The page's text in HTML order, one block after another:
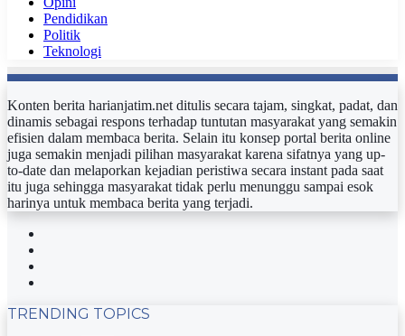
Pendidikan
Politik
Teknologi
Konten berita harianjatim.net ditulis secara tajam, singkat, padat, dan
dinamis sebagai respons terhadap tuntutan masyarakat yang semakin
efisien dalam membaca berita. Selain itu konsep portal berita online
juga semakin menjadi pilihan masyarakat karena sifatnya yang up-
to-date dan melaporkan kejadian peristiwa secara instant pada saat
itu juga sehingga masyarakat tidak perlu menunggu sampai esok
harinya untuk membaca berita yang terjadi.
TRENDING TOPICS